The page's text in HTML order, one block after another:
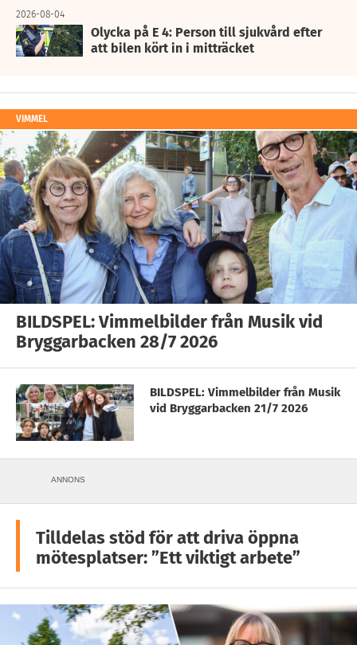
2026-08-04
Olycka på E 4: Person till sjukvård efter
att bilen kört in i mitträcket
VIMMEL
BILDSPEL: Vimmelbilder från Musik vid
Bryggarbacken 28/7 2026
BILDSPEL: Vimmelbilder från Musik
vid Bryggarbacken 21/7 2026
ANNONS
Tilldelas stöd för att driva öppna
mötesplatser: ”Ett viktigt arbete”